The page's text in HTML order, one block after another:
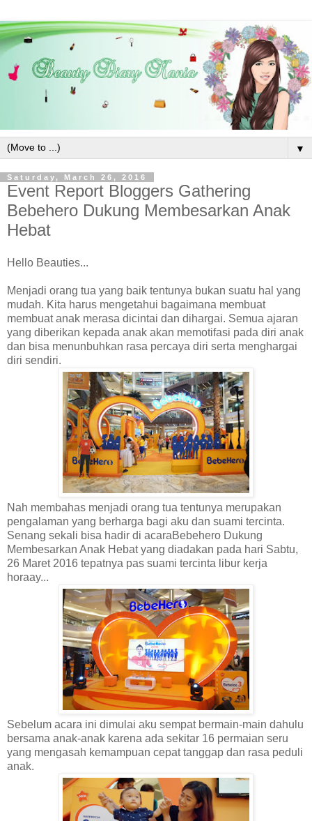
▼
Saturday, March 26, 2016
Event Report Bloggers Gathering
Bebehero Dukung Membesarkan Anak
Hebat
Hello Beauties...
Menjadi orang tua yang baik tentunya bukan suatu hal yang
mudah. Kita harus mengetahui bagaimana membuat
membuat anak merasa dicintai dan dihargai. Semua ajaran
yang diberikan kepada anak akan memotifasi pada diri anak
dan bisa menunbuhkan rasa percaya diri serta menghargai
diri sendiri.
Nah membahas menjadi orang tua tentunya merupakan
pengalaman yang berharga bagi aku dan suami tercinta.
Senang sekali bisa hadir di acaraBebehero Dukung
Membesarkan Anak Hebat yang diadakan pada hari Sabtu,
26 Maret 2016 tepatnya pas suami tercinta libur kerja
horaay...
Sebelum acara ini dimulai aku sempat bermain-main dahulu
bersama anak-anak karena ada sekitar 16 permaian seru
yang mengasah kemampuan cepat tanggap dan rasa peduli
anak.